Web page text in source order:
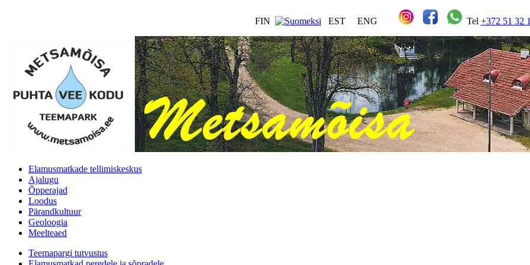
FIN EST ENG Tel +372 51 32
Elamusmatkade tellimiskeskus
Ajalugu
Õpperajad
Loodus
Pärandkultuur
Geoloogia
Meelteaed
Teemapargi tutvustus